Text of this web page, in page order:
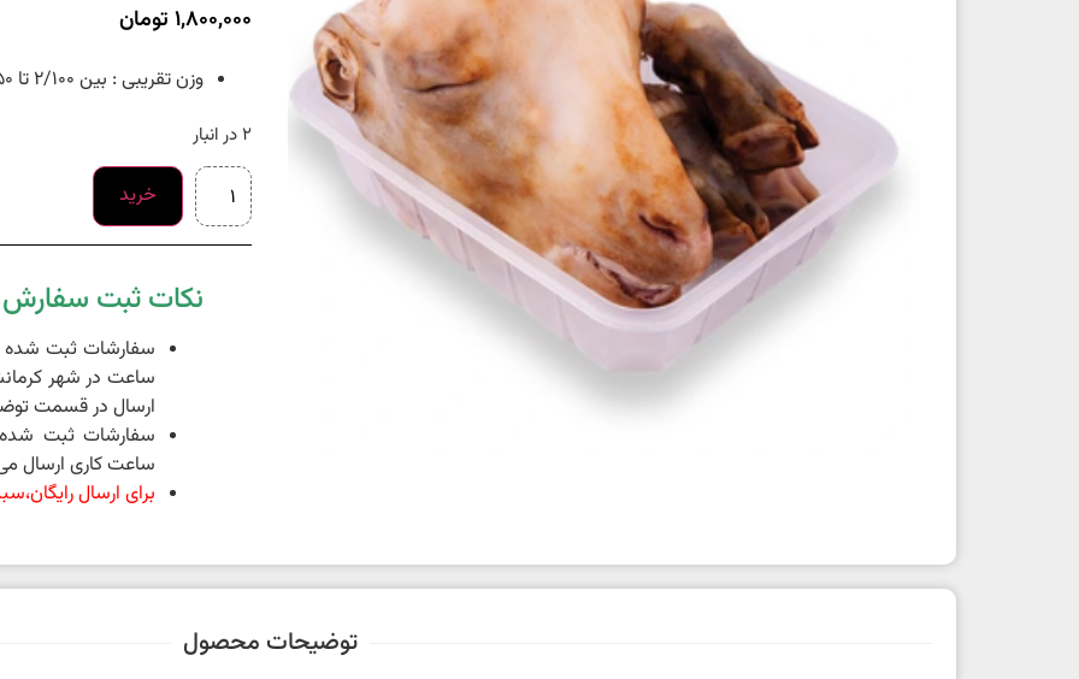
1,800,000 تومان
وزن تقریبی : بین 2/100 تا 2/250 گرم
2 در انبار
خرید
نکات ثبت سفارش
ساعت در شهر
ارسال در قسمت
ساعت کاری ارسال
برای ارسال رایگان،سبد خرید
توضیحات محصول